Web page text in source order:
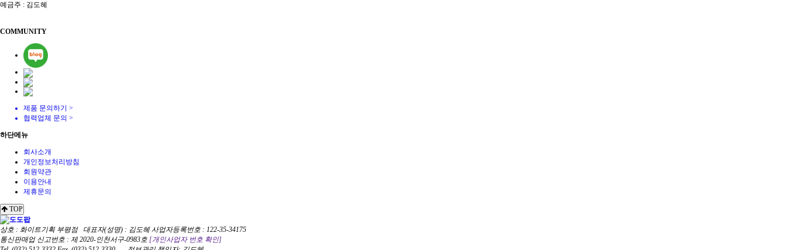
예금주 : 김도혜
COMMUNITY
제품 문의하기 >
협력업체 문의 >
하단메뉴
회사소개
개인정보처리방침
회원약관
이용안내
제휴문의
TOP
상호 : 화이트기획 부평점대표자(성명) : 김도혜 사업자등록번호 : 122-35-34175
통신판매업 신고번호 : 제 2020-인천서구-0983호 [개인사업자 번호 확인]